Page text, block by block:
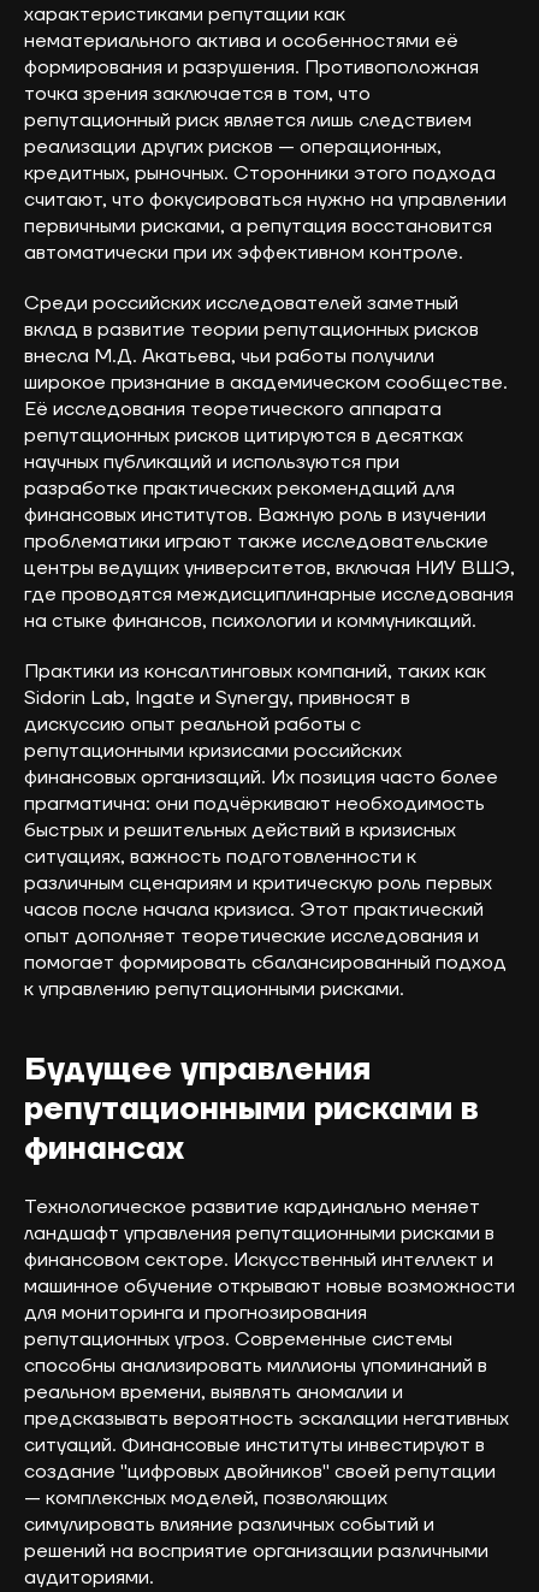
характеристиками репутации как
нематериального актива и особенностями её
формирования и разрушения. Противоположная
точка зрения заключается в том, что
репутационный риск является лишь следствием
реализации других рисков — операционных,
кредитных, рыночных. Сторонники этого подхода
считают, что фокусироваться нужно на управлении
первичными рисками, а репутация восстановится
автоматически при их эффективном контроле.
Среди российских исследователей заметный
вклад в развитие теории репутационных рисков
внесла М.Д. Акатьева, чьи работы получили
широкое признание в академическом сообществе.
Её исследования теоретического аппарата
репутационных рисков цитируются в десятках
научных публикаций и используются при
разработке практических рекомендаций для
финансовых институтов. Важную роль в изучении
проблематики играют также исследовательские
центры ведущих университетов, включая НИУ ВШЭ,
где проводятся междисциплинарные исследования
на стыке финансов, психологии и коммуникаций.
Практики из консалтинговых компаний, таких как
Sidorin Lab, Ingate и Synergy, привносят в
дискуссию опыт реальной работы с
репутационными кризисами российских
финансовых организаций. Их позиция часто более
прагматична: они подчёркивают необходимость
быстрых и решительных действий в кризисных
ситуациях, важность подготовленности к
различным сценариям и критическую роль первых
часов после начала кризиса. Этот практический
опыт дополняет теоретические исследования и
помогает формировать сбалансированный подход
к управлению репутационными рисками.
Будущее управления
репутационными рисками в
финансах
Технологическое развитие кардинально меняет
ландшафт управления репутационными рисками в
финансовом секторе. Искусственный интеллект и
машинное обучение открывают новые возможности
для мониторинга и прогнозирования
репутационных угроз. Современные системы
способны анализировать миллионы упоминаний в
реальном времени, выявлять аномалии и
предсказывать вероятность эскалации негативных
ситуаций. Финансовые институты инвестируют в
создание "цифровых двойников" своей репутации
— комплексных моделей, позволяющих
симулировать влияние различных событий и
решений на восприятие организации различными
аудиториями.
Политика обработки
персональных данных
ОКВЭД 62.01 «Разработка компьютерного
деятельности: 1.01; 1.05; 2.01; 3.01; 9.01; 26.01
Политика конфиденциальности